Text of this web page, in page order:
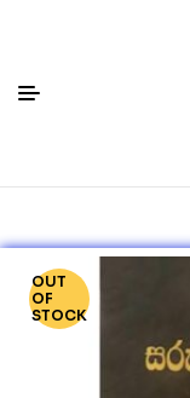
OUT
OF
STOCK